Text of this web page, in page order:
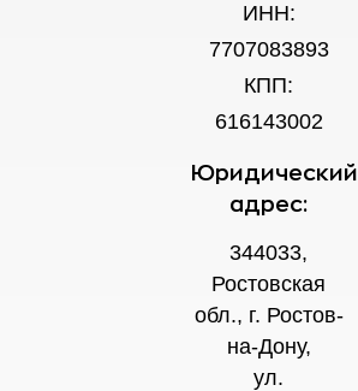
ИНН:
7707083893
КПП:
616143002
Юридический
адрес:
344033,
Ростовская
обл., г. Ростов-
на-Дону,
ул.